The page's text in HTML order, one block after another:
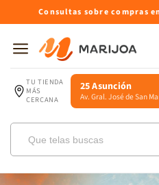
Consultas sobre compras
directamente
al contenido
TU TIENDA
MÁS
CERCANA
25 Asunción
Av. Gral. José de San